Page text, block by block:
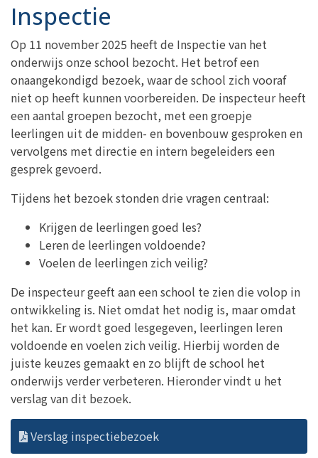
Inspectie
Op 11 november 2025 heeft de Inspectie van het
onderwijs onze school bezocht. Het betrof een
onaangekondigd bezoek, waar de school zich vooraf
niet op heeft kunnen voorbereiden. De inspecteur heeft
een aantal groepen bezocht, met een groepje
leerlingen uit de midden- en bovenbouw gesproken en
vervolgens met directie en intern begeleiders een
gesprek gevoerd.
Tijdens het bezoek stonden drie vragen centraal:
Krijgen de leerlingen goed les?
Leren de leerlingen voldoende?
Voelen de leerlingen zich veilig?
De inspecteur geeft aan een school te zien die volop in
ontwikkeling is. Niet omdat het nodig is, maar omdat
het kan. Er wordt goed lesgegeven, leerlingen leren
voldoende en voelen zich veilig. Hierbij worden de
juiste keuzes gemaakt en zo blijft de school het
onderwijs verder verbeteren. Hieronder vindt u het
verslag van dit bezoek.
Verslag inspectiebezoek